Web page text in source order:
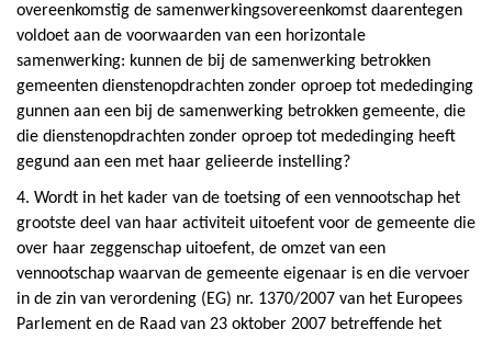
overeenkomstig de samenwerkingsovereenkomst daarentegen
voldoet aan de voorwaarden van een horizontale
samenwerking: kunnen de bij de samenwerking betrokken
gemeenten dienstenopdrachten zonder oproep tot mededinging
gunnen aan een bij de samenwerking betrokken gemeente, die
die dienstenopdrachten zonder oproep tot mededinging heeft
gegund aan een met haar gelieerde instelling?
4. Wordt in het kader van de toetsing of een vennootschap het
grootste deel van haar activiteit uitoefent voor de gemeente die
over haar zeggenschap uitoefent, de omzet van een
vennootschap waarvan de gemeente eigenaar is en die vervoer
in de zin van verordening (EG) nr. 1370/2007 van het Europees
Parlement en de Raad van 23 oktober 2007 betreffende het